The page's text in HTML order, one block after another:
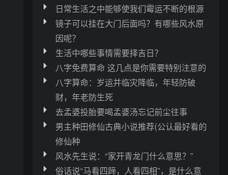
日常生活之中能够使我们霉运不断的根源
镜子可以挂在大门后面吗？有哪些风水原
因呢？
生活中哪些事情需要择吉日？
八字免费算命 这几点是你需要特别注意的
八字算命：岁运并临灾降临，年轻防破
财，年老防生死
去孟婆投胎要喝孟婆汤忘记前尘往事
男主种田修仙古典小说推荐(公认最好看的
修仙种
风水先生说：“家开青龙门什么意思？”
俗话说“马看四蹄，人看四相”，是什么意